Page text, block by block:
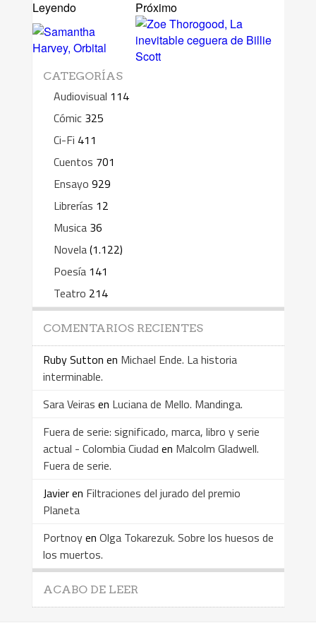
Leyendo Próximo
CATEGORÍAS
Audiovisual 114
Cómic 325
Ci-Fi 411
Cuentos 701
Ensayo 929
Librerías 12
Musica 36
Novela(1.122)
Poesía 141
Teatro 214
COMENTARIOS RECIENTES
Ruby Sutton en Michael Ende. La historia
interminable.
Sara Veiras en Luciana de Mello. Mandinga.
Fuera de serie: significado, marca, libro y serie
actual - Colombia Ciudad en Malcolm Gladwell.
Fuera de serie.
Javieren Filtraciones del jurado del premio
Planeta
Portnoyen Olga Tokarezuk. Sobre los huesos de
los muertos.
ACABO DE LEER